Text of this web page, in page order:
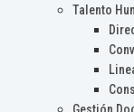
Talento